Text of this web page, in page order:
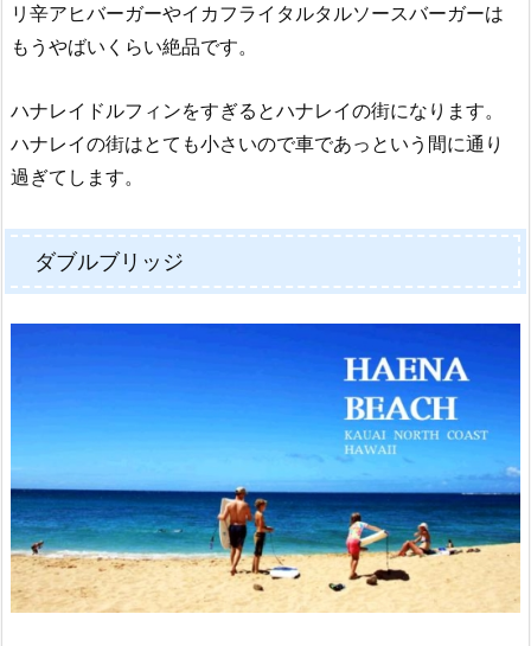
リ辛アヒバーガーやイカフライタルタルソースバーガーは
もうやばいくらい絶品です。
ハナレイドルフィンをすぎるとハナレイの街になります。
ハナレイの街はとても小さいので車であっという間に通り
過ぎてします。
ダブルブリッジ